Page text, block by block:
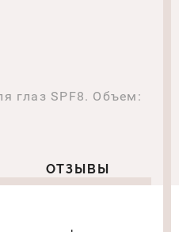
глаз SPF8. Объем:
ОТЗЫВЫ